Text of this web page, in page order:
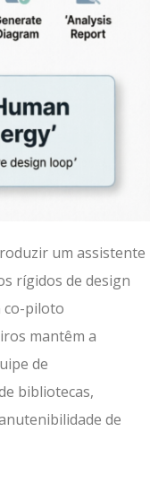
um assistente
rígidos de design
co-piloto
mantêm a
de
bibliotecas,
de